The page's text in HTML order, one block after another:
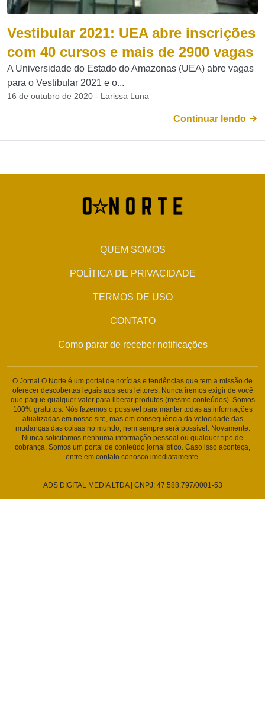
Vestibular 2021: UEA abre inscrições
com 40 cursos e mais de 2900 vagas
A Universidade do Estado do Amazonas (UEA) abre vagas
para o Vestibular 2021 e o...
16 de outubro de 2020 - Larissa Luna
Continuar lendo
QUEM SOMOS
POLÍTICA DE PRIVACIDADE
TERMOS DE USO
CONTATO
Como parar de receber notificações
O Jornal O Norte é um portal de notícias e tendências que tem a missão de
oferecer descobertas legais aos seus leitores. Nunca iremos exigir de você
que pague qualquer valor para liberar produtos (mesmo conteúdos). Somos
100% gratuitos. Nós fazemos o possível para manter todas as informações
atualizadas em nosso site, mas em consequência da velocidade das
mudanças das coisas no mundo, nem sempre será possível. Novamente:
Nunca solicitamos nenhuma informação pessoal ou qualquer tipo de
cobrança. Somos um portal de conteúdo jornalístico. Caso isso aconteça,
entre em contato conosco imediatamente.
ADS DIGITAL MEDIA LTDA | CNPJ: 47.588.797/0001-53